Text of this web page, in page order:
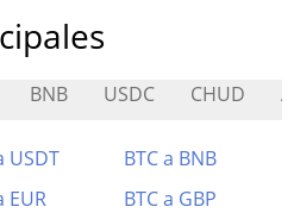
BNB USDC CHUD
USDT
BTC a BNB
EUR
BTC a GBP